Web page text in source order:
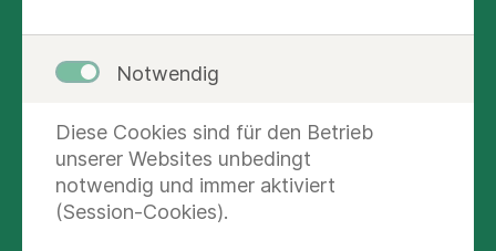
Ansprechpartner ist.
Hier Text einpflegen...
...
DER ERSTE SCHRITT: DIE
RICHTIGE DIAGNOSTIK
Notwendig
Diese Cookies sind für den Betrieb
unserer Websites unbedingt
notwendig und immer aktiviert
(Session-Cookies).